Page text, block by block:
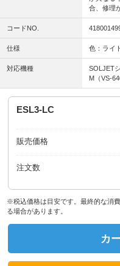
合、修理
コードNO.
仕様 色：ライ
対応機種
SOLJET
M（VS-
ESL3-LC
販売価格
注文数
※税込価格は目安です。最終的な消
る場合があります。
カ